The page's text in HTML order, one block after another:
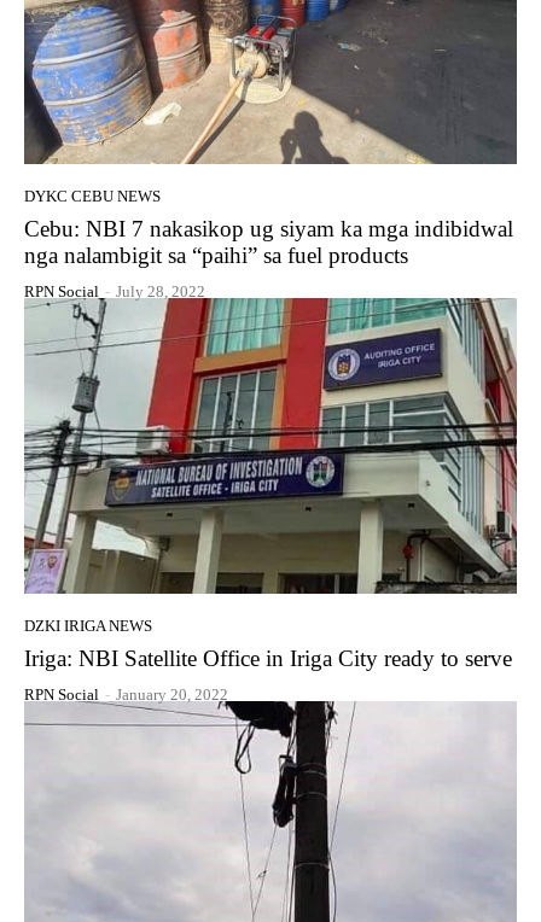
DYKC CEBU NEWS
Cebu: NBI 7 nakasikop ug siyam ka mga indibidwal
nga nalambigit sa “paihi” sa fuel products
RPN Social - July 28, 2022
DZKI IRIGA NEWS
Iriga: NBI Satellite Office in Iriga City ready to serve
RPN Social - January 20, 2022